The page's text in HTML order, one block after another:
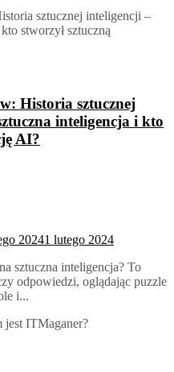
Historia sztucznej
inteligencja i kto
AI?
20241 lutego 2024
sztuczna inteligencja? To
odpowiedzi, oglądając puzzle
i...